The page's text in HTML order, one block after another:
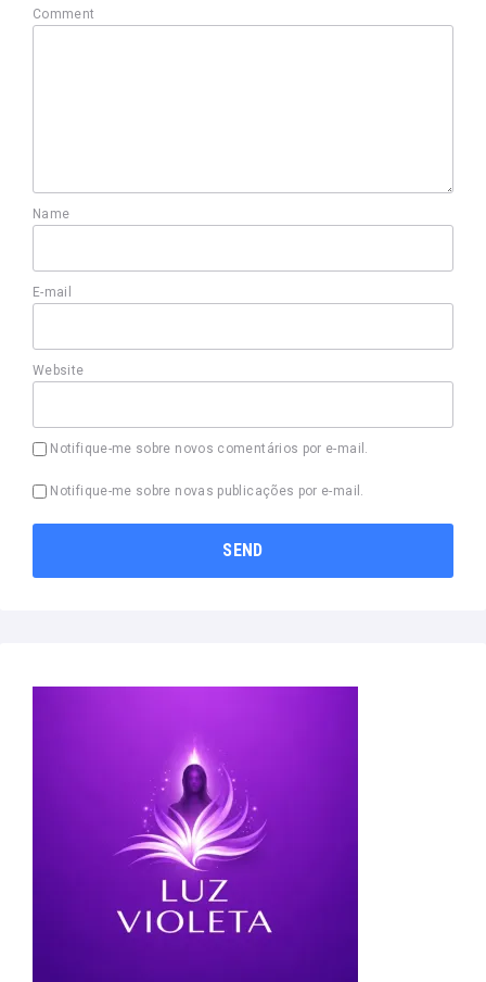
Comment
Name
E-mail
Website
Notifique-me sobre novos comentários por e-mail.
Notifique-me sobre novas publicações por e-mail.